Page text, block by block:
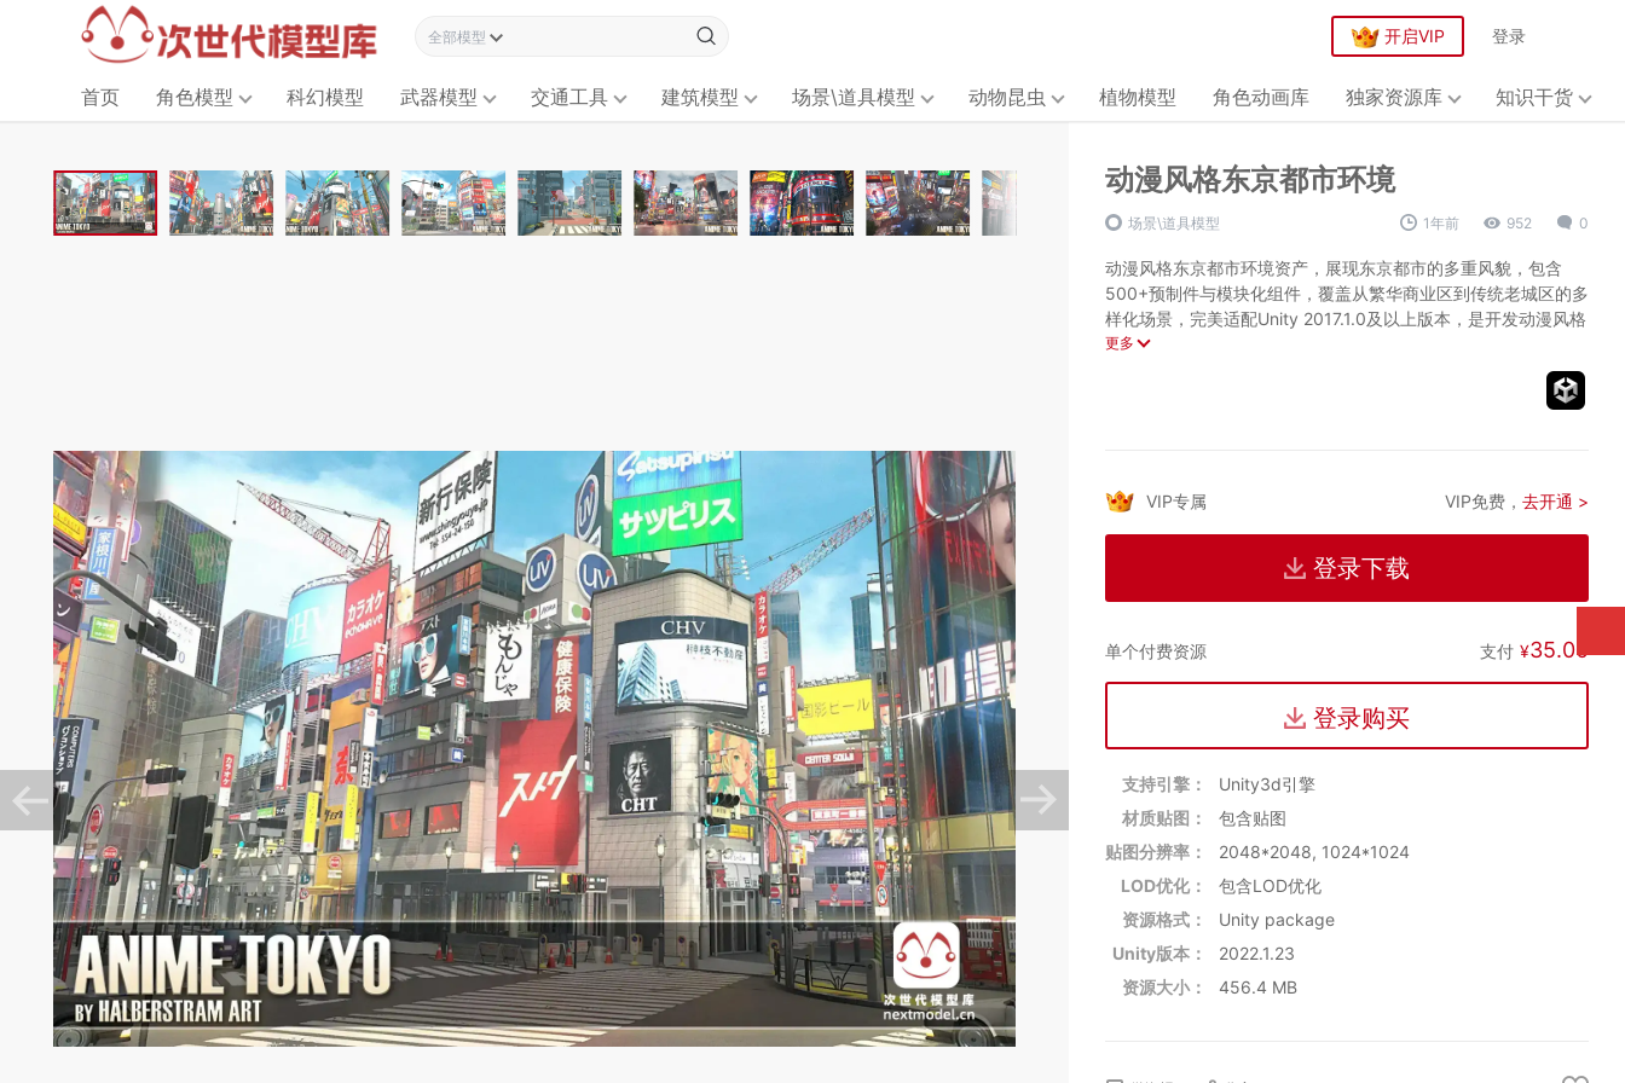
全部模型资源 开启VIP 登录
首页 角色模型 科幻模型 武器模型 交通工具 建筑模型 场景\道具模型 动物昆虫 植物模型 角色动画库 独家资源库 知识干货
动漫风格东京都市环境
场景\道具模型 1年前 952 0
动漫风格东京都市环境资产，展现东京都市的多重风貌，包含
500+预制件与模块化组件，覆盖从繁华商业区到传统老城区的多
样化场景，完美适配Unity 2017.1.0及以上版本，是开发动漫风格
日本都市的理想选择。
纹理尺寸：1024-2048（优化平衡）
特色内容：
标志性建筑：晴空塔/摩天大楼群
动态元素：LED广告牌/霓虹招牌
2017.1.0+版本通用
三大核心优势：
动漫美学表达：
适度夸张的建筑比例
标志性动漫元素（如自动售货机/电线杆）
模块化生产系统：
即用型商业招牌库
更多
VIP专属 VIP免费， 去开通 >
登录下载
单个付费资源 支付 ¥35.00
登录购买
支持引擎：
Unity3d引擎
材质贴图：
包含贴图
贴图分辨率：
2048*2048, 1024*1024
LOD优化：
包含LOD优化
资源格式：
Unity package
Unity版本：
2022.1.23
资源大小：
456.4 MB